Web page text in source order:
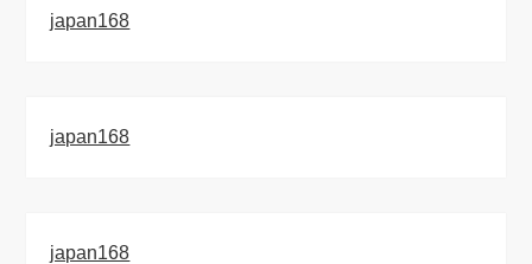
japan168
japan168
japan168